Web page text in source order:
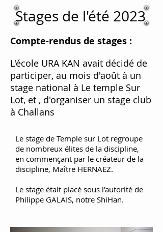
Stages de l'été 2023
Compte-rendus de stages :
L'école URA KAN avait décidé de
participer, au mois d'août à un
stage national à Le temple Sur
Lot, et , d'organiser un stage club
à Challans
Le stage de Temple sur Lot regroupe
de nombreux élites de la discipline,
en commençant par le créateur de la
discipline, Maître HERNAEZ.
Le stage était placé sous l'autorité de
Philippe GALAIS, notre ShiHan.